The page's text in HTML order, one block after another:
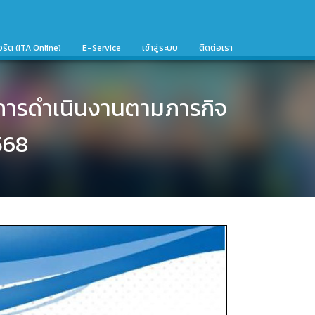
ริต (ITA Online) E-Service เข้าสู่ระบบ ติดต่อเรา
รดำเนินงานตามภารกิจ